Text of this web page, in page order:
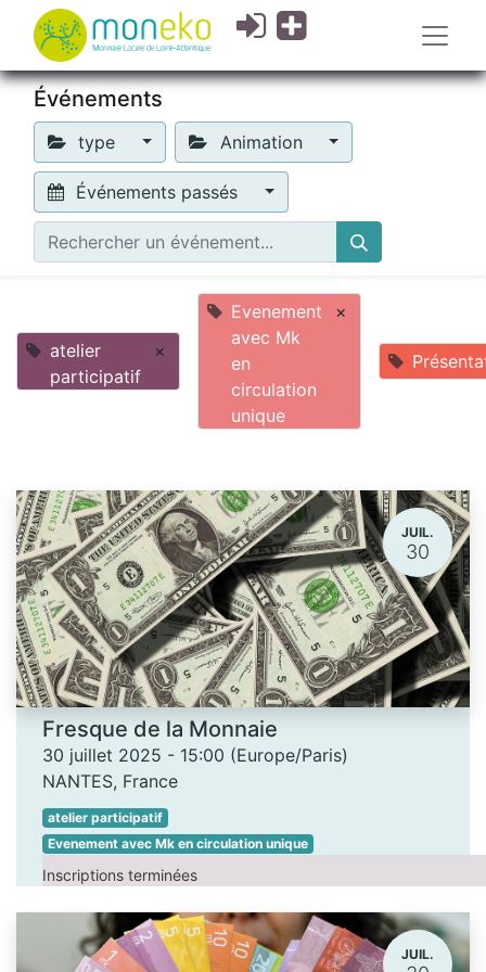
Événements
type Animation
Événements passés
atelier
participatif
×
Evenement
avec Mk
en
circulation
unique
×
JUIL.
30
Fresque de la Monnaie
30 juillet 2025 - 15:00 (Europe/Paris)
NANTES, France
atelier participatif
Evenement avec Mk en circulation unique
Inscriptions terminées
JUIL.